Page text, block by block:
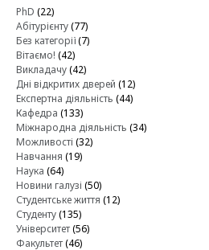
PhD (22)
Абітурієнту(77)
Без категорії(7)
Вітаємо! (42)
Викладачу(42)
Дні відкритих дверей (12)
Експертна діяльність (44)
Кафедра (133)
Міжнародна діяльність (34)
Можливості (32)
Навчання (19)
Наука (64)
Новини галузі (50)
Студентське життя (12)
Студенту(135)
Університет(56)
Факультет(46)